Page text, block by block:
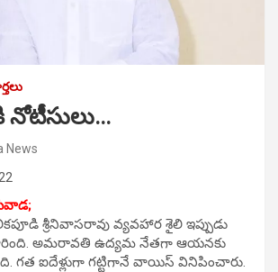
నోటీసులు…
News
శ్రీనివాసరావు వ్యవహార శైలి ఇప్పుడు
అమరావతి ఉద్యమ నేతగా ఆయనకు
గత ఐదేళ్లుగా గట్టిగానే వాయిస్ వినిపించారు.